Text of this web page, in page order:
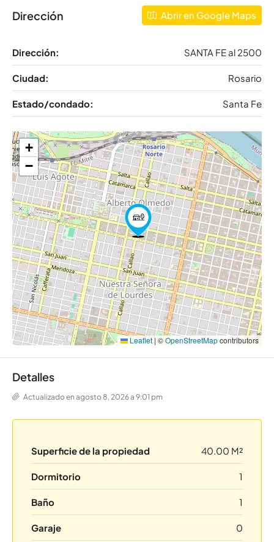
Dirección Abrir en Google Maps
Dirección: SANTA FE al 2500
Ciudad: Rosario
Estado/condado: Santa Fe
+
−
Leaflet |©OpenStreetMapcontributors
Detalles
Actualizado en agosto 8, 2026 a 9:01 pm
Superficie de la propiedad 40.00 M²
Dormitorio 1
Baño 1
Garaje 0